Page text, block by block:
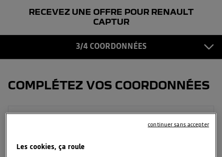
RECEVEZ UNE OFFRE POUR RENAULT
CAPTUR
3/4 COORDONNÉES
COORDONNÉES
CONFIRMATION
COMPLÉTEZ VOS COORDONNÉES
Les cookies, ça roule
continuer sans accepter